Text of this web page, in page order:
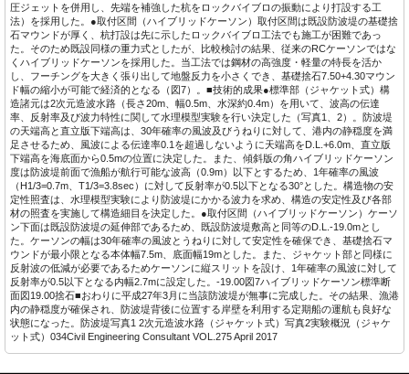
圧ジェットを併用し、先端を補強した杭をロックバイブロの振動により打設する工
法）を採用した。●取付区間（ハイブリッドケーソン）取付区間は既設防波堤の基礎捨
石マウンドが厚く、杭打設は先に示したロックバイブロ工法でも施工が困難であっ
た。そのため既設同様の重力式としたが、比較検討の結果、従来のRCケーソンではな
くハイブリッドケーソンを採用した。当工法では鋼材の高強度・軽量の特長を活か
し、フーチングを大きく張り出して地盤反力を小さくでき、基礎捨石7.50+4.30マウン
ド幅の縮小が可能で経済的となる（図7）。■技術的成果●標準部（ジャケット式）構
造諸元は2次元造波水路（長さ20m、幅0.5m、水深約0.4m）を用いて、波高の伝達
率、反射率及び波力特性に関して水理模型実験を行い決定した（写真1、2）。防波堤
の天端高と直立版下端高は、30年確率の風波及びうねりに対して、港内の静穏度を満
足させるため、風波による伝達率0.1を超過しないように天端高をD.L.+6.0m、直立版
下端高を海底面から0.5mの位置に決定した。また、傾斜版の角ハイブリッドケーソン
度は防波堤前面で漁船が航行可能な波高（0.9m）以下とするため、1年確率の風波
（H1/3=0.7m、T1/3=3.8sec）に対して反射率が0.5以下となる30°とした。構造物の安
定性照査は、水理模型実験により防波堤にかかる波力を求め、構造の安定性及び各部
材の照査を実施して構造細目を決定した。●取付区間（ハイブリッドケーソン）ケーソ
ン下面は既設防波堤の延伸部であるため、既設防波堤敷高と同等のD.L.-19.0mとし
た。ケーソンの幅は30年確率の風波とうねりに対して安定性を確保でき、基礎捨石マ
ウンドが最小限となる本体幅7.5m、底面幅19mとした。また、ジャケット部と同様に
反射波の低減が必要であるためケーソンに縦スリットを設け、1年確率の風波に対して
反射率が0.5以下となる内幅2.7mに設定した。-19.00図7ハイブリッドケーソン標準断
面図19.00捨石■おわりに平成27年3月に当該防波堤が無事に完成した。その結果、漁港
内の静穏度が確保され、防波堤背後に位置する岸壁を利用する定期船の運航も良好な
状態になった。防波堤写真1 2次元造波水路（ジャケット式）写真2実験概況（ジャケ
ット式）034Civil Engineering Consultant VOL.275 April 2017